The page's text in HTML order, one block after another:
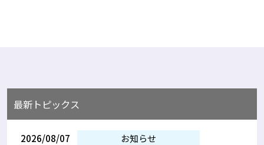
最新トピックス
2026/08/07 お知らせ